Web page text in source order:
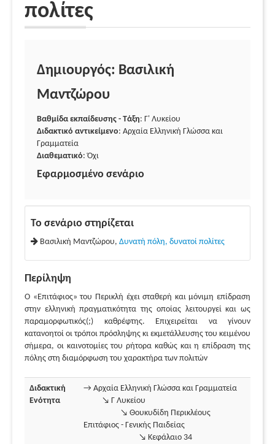
πολίτες
Δημιουργός: Βασιλική
Μαντζώρου
Βαθμίδα εκπαίδευσης - Τάξη: Γ' Λυκείου
Διδακτικό αντικείμενο: Αρχαία Ελληνική Γλώσσα και
Γραμματεία
Διαθεματικό: Όχι
Εφαρμοσμένο σενάριο
Το σενάριο στηρίζεται
Βασιλική Μαντζώρου, Δυνατή πόλη, δυνατοί πολίτες
Περίληψη
Ο «Επιτάφιος» του Περικλή έχει σταθερή και μόνιμη επίδραση
στην ελληνική πραγματικότητα της οποίας λειτουργεί και ως
παραμορφωτικός(;) καθρέφτης. Επιχειρείται να γίνουν
κατανοητοί οι τρόποι πρόσληψης κι εκμετάλλευσης του κειμένου
σήμερα, οι καινοτομίες του ρήτορα καθώς και η επίδραση της
πόλης στη διαμόρφωση του χαρακτήρα των πολιτών
Διδακτική
Ενότητα
→ Αρχαία Ελληνική Γλώσσα και Γραμματεία
↘ Γ Λυκείου
↘ Θουκυδίδη Περικλέους
Επιτάφιος - Γενικής Παιδείας
↘ Κεφάλαιο 34